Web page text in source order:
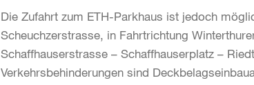
Die Zufahrt zum ETH-Parkhaus ist jedoch
Scheuchzerstrasse, in Fahrtrichtung
Schaffhauserstrasse – Schaffhauserplatz –
Verkehrsbehinderungen sind